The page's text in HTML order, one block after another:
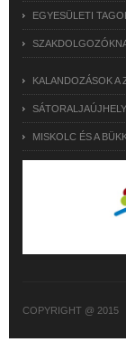
EGYESÜLETI
KALANDOZÁSOK A
MISKOLC ÉS A
COPYRIGHT @ 2015